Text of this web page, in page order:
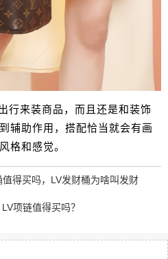
行来装商品，而且还是和装饰
辅助作用，搭配恰当就会有画
格和感觉。
得买吗，LV发财桶为啥叫发财
项链值得买吗？